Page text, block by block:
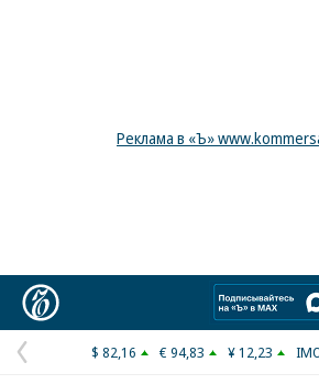
Реклама в «Ъ»
Предыдущая
$ 82,16 € 94,83 ¥ 12,23